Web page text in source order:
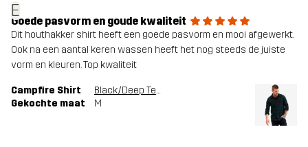
E
Goede pasvorm en goude kwaliteit
Dit houthakker shirt heeft een goede pasvorm en mooi afgewerkt.
Ook na een aantal keren wassen heeft het nog steeds de juiste
vorm en kleuren. Top kwaliteit
Campfire Shirt
Black/Deep Teal
Gekochte maat
M